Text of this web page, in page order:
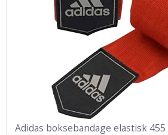
Adidas boksebandage elastisk 455